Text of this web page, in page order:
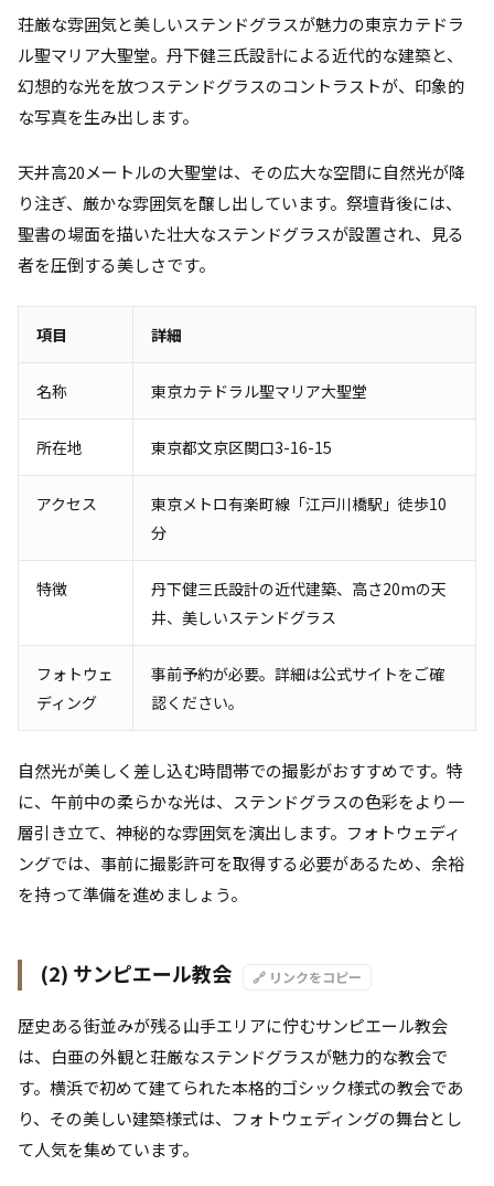
荘厳な雰囲気と美しいステンドグラスが魅力の東京カテドラ
ル聖マリア大聖堂。丹下健三氏設計による近代的な建築と、
幻想的な光を放つステンドグラスのコントラストが、印象的
な写真を生み出します。
天井高20メートルの大聖堂は、その広大な空間に自然光が降
り注ぎ、厳かな雰囲気を醸し出しています。祭壇背後には、
聖書の場面を描いた壮大なステンドグラスが設置され、見る
者を圧倒する美しさです。
項目 詳細
名称 東京カテドラル聖マリア大聖堂
所在地 東京都文京区関口3-16-15
アクセス
東京メトロ有楽町線「江戸川橋駅」徒歩10
分
特徴
丹下健三氏設計の近代建築、高さ20mの天
井、美しいステンドグラス
フォトウェ
ディング
事前予約が必要。詳細は公式サイトをご確
認ください。
自然光が美しく差し込む時間帯での撮影がおすすめです。特
に、午前中の柔らかな光は、ステンドグラスの色彩をより一
層引き立て、神秘的な雰囲気を演出します。フォトウェディ
ングでは、事前に撮影許可を取得する必要があるため、余裕
を持って準備を進めましょう。
(2) サンピエール教会 🔗 リンクをコピー
歴史ある街並みが残る山手エリアに佇むサンピエール教会
は、白亜の外観と荘厳なステンドグラスが魅力的な教会で
す。横浜で初めて建てられた本格的ゴシック様式の教会であ
り、その美しい建築様式は、フォトウェディングの舞台とし
て人気を集めています。